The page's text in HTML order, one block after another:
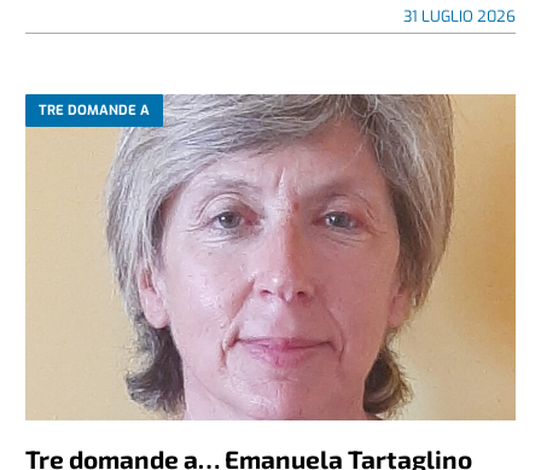
31 LUGLIO 2026
TRE DOMANDE A
Tre domande a… Emanuela Tartaglino